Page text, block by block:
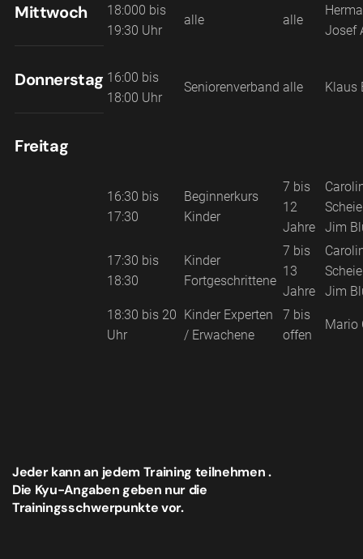
Mittwoch
18:000 bis
19:30 Uhr
alle alle
Josef
Donnerstag 16:00 bis
18:00 Uhr
Seniorenverband alle Klaus
Freitag
16:30 bis
17:30
Beginnerkurs
Kinder
7 bis
12
Jahre
Jim
17:30 bis
18:30
Kinder
Fortgeschrittene
7 bis
13
Jahre
Jim
18:30 bis 20
Uhr
Kinder Experten
/ Erwachene
7 bis
offen
Mario
Jeder kann an jedem Training teilnehmen .
Die Kyu-Angaben geben nur die
Trainingsschwerpunkte vor.